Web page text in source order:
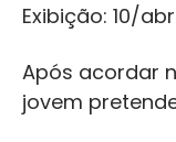
Exibição: 10/abr
Após acordar
jovem